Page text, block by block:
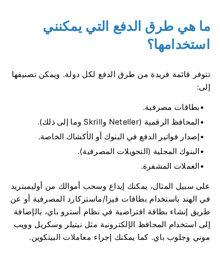
ما هي طرق الدفع التي يمكنني
استخدامها؟
تتوفر قائمة فريدة من طرق الدفع لكل دولة. ويمكن تصنيفها
إلى:
بطاقات مصرفية.
المحافظ الرقمية (Neteller وSkrill وما إلى ذلك).
إصدار فواتير الدفع في البنوك أو الأكشاك الخاصة.
البنوك المحلية (التحويلات المصرفية).
العملات المشفرة.
على سبيل المثال، يمكنك إيداع وسحب أموالك من أوليمبتريد
في الهند باستخدام بطاقات فيزا/ماستركارد المصرفية أو عن
طريق إنشاء بطاقة افتراضية في نظام أسترو باي، بالإضافة
إلى استخدام المحافظ الإلكترونية مثل نيتيلر وسكريل وويب
موني وجلوب باي. كما يمكنك إجراء معاملات البيتكوين.